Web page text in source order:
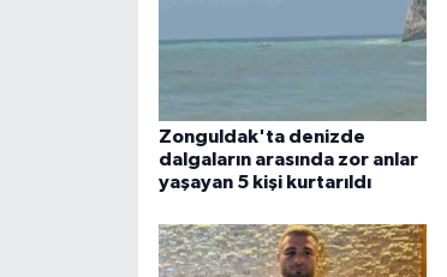
Zonguldak'ta denizde
dalgaların arasında zor anlar
yaşayan 5 kişi kurtarıldı